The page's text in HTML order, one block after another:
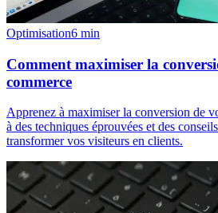
Optimisation6 min
Comment maximiser la
commerce
Apprenez à maximiser la conversion de
à des techniques éprouvées et des
transformer vos visiteurs en clients.